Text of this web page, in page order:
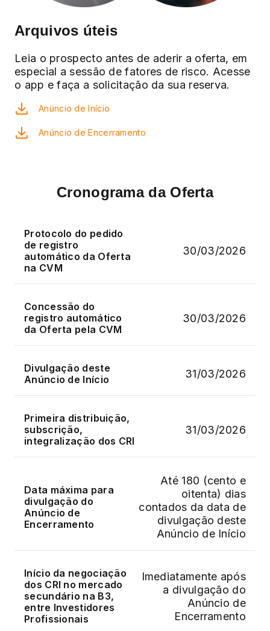
Arquivos úteis
Leia o prospecto antes de aderir a oferta, em
especial a sessão de fatores de risco. Acesse
o app e faça a solicitação da sua reserva.
Anúncio de Início
Anúncio de Encerramento
Cronograma da Oferta
Protocolo do pedido
de registro
automático da Oferta
na CVM
30/03/2026
Concessão do
registro automático
da Oferta pela CVM
30/03/2026
Divulgação deste
Anúncio de Início
31/03/2026
Primeira distribuição,
subscrição,
integralização dos CRI
31/03/2026
Data máxima para
divulgação do
Anúncio de
Encerramento
Até 180 (cento e
oitenta) dias
contados da data de
divulgação deste
Anúncio de Início
Início da negociação
dos CRI no mercado
secundário na B3,
entre Investidores
Profissionais
Imediatamente após
a divulgação do
Anúncio de
Encerramento